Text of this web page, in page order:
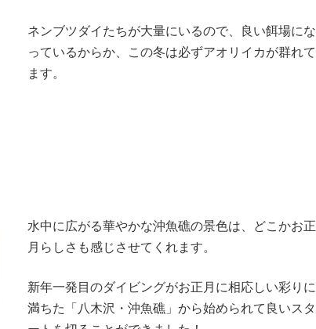
ネンブツダイたちが大量にいるので、良い餌場にな
っているからか、この冬は必ずアオリイカが群れて
ます。
水中に広がる華やかな沖魚礁の景色は、どこかお正
月らしさも感じさせてくれます。
新年一発目のダイビングがお正月に相応しい彩りに
満ちた「八木沢・沖魚礁」から始められて良いスタ